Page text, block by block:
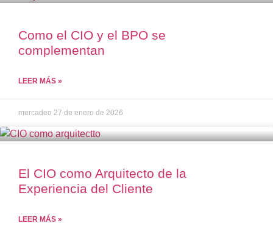
Como el CIO y el BPO se
complementan
LEER MÁS »
mercadeo 27 de enero de 2026
El CIO como Arquitecto de la
Experiencia del Cliente
LEER MÁS »